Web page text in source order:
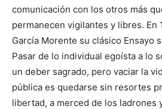
comunicación con los otros más
permanecen vigilantes y libres. En
García Morente su clásico Ensayo
Pasar de lo individual egoísta a lo
un deber sagrado, pero vaciar la
pública es quedarse sin resortes
libertad, a merced de los ladrones